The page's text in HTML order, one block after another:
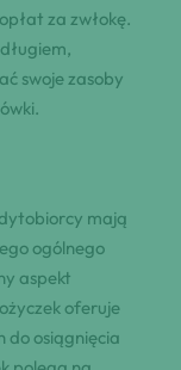
za zwłokę.
swoje zasoby
mają
ogólnego
aspekt
oferuje
do osiągnięcia